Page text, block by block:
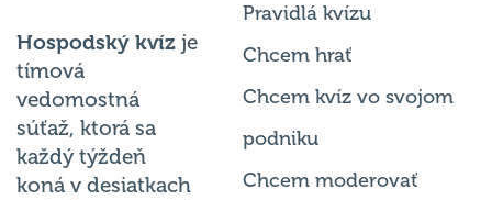
Hospodský kvíz je
tímová
vedomostná
súťaž, ktorá sa
každý týždeň
koná v desiatkach
Pravidlá kvízu
Chcem hrať
Chcem kvíz vo svojom
podniku
Chcem moderovať